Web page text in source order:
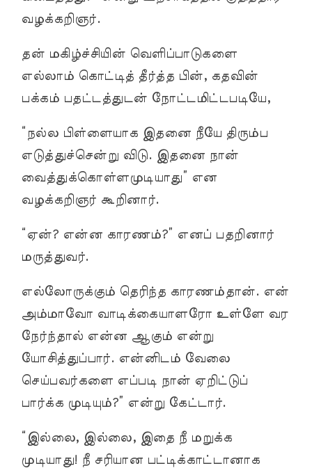
வழக்கறிஞர்.
தன் மகிழ்ச்சியின் வெளிப்பாடுகளை
எல்லாம் கொட்டித் தீர்த்த பின், கதவின்
பக்கம் பதட்டத்துடன் நோட்டமிட்டபடியே,
“நல்ல பிள்ளையாக இதனை நீயே திரும்ப
எடுத்துச்சென்று விடு. இதனை நான்
வைத்துக்கொள்ளமுடியாது” என
வழக்கறிஞர் கூறினார்.
“ஏன்? என்ன காரணம்?” எனப் பதறினார்
மருத்துவர்.
எல்லோருக்கும் தெரிந்த காரணம்தான். என்
அம்மாவோ வாடிக்கையாளரோ உள்ளே வர
நேர்ந்தால் என்ன ஆகும் என்று
யோசித்துப்பார். என்னிடம் வேலை
செய்பவர்களை எப்படி நான் ஏறிட்டுப்
பார்க்க முடியும்?” என்று கேட்டார்.
“இல்லை, இல்லை, இதை நீ மறுக்க
முடியாது! நீ சரியான பட்டிக்காட்டானாக